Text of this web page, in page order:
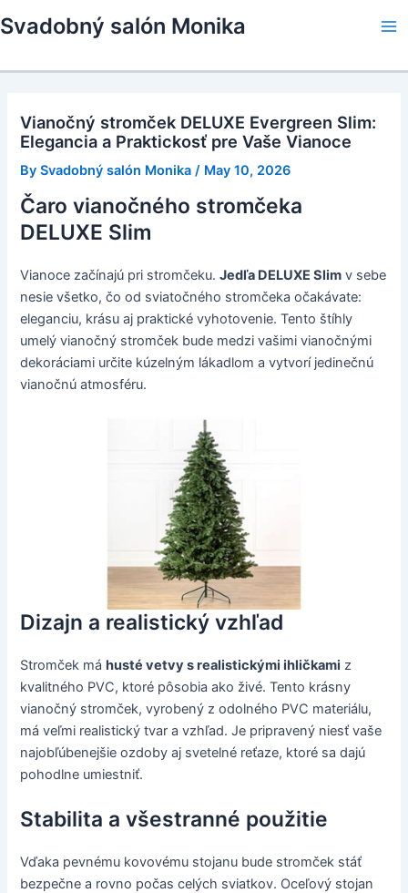
to
Svadobný salón Monika
Vianočný stromček DELUXE Evergreen Slim:
Elegancia a Praktickosť pre Vaše Vianoce
BySvadobný salón Monika / May 10, 2026
Čaro vianočného stromčeka
DELUXE Slim
Vianoce začínajú pri stromčeku.Jedľa DELUXE Slim v sebe
nesie všetko, čo od sviatočného stromčeka očakávate:
eleganciu, krásu aj praktické vyhotovenie. Tento štíhly
umelý vianočný stromček bude medzi vašimi vianočnými
dekoráciami určite kúzelným lákadlom a vytvorí jedinečnú
vianočnú atmosféru.
Dizajn a realistický vzhľad
Stromček máhusté vetvy s realistickými ihličkami z
kvalitného PVC, ktoré pôsobia ako živé. Tento krásny
vianočný stromček, vyrobený z odolného PVC materiálu,
má veľmi realistický tvar a vzhľad. Je pripravený niesť vaše
najobľúbenejšie ozdoby aj svetelné reťaze, ktoré sa dajú
pohodlne umiestniť.
Stabilita a všestranné použitie
Vďaka pevnému kovovému stojanu bude stromček stáť
bezpečne a rovno počas celých sviatkov. Oceľový stojan